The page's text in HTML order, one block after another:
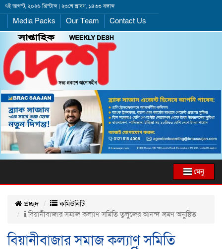
৭ই আগস্ট, ২০২৬ খ্রিস্টাব্দ | ২৩শে শ্রাবণ, ১৪৩৩ বঙ্গাব্দ
Media Packs Our Team Contact Us
মেনু
প্রচ্ছদ
কমিউনিটি
বিয়ানীবাজার সমাজ কল্যাণ সমিতি তুলুজের আনন্দ ভ্রমণ অনুষ্ঠিত
বিয়ানীবাজার সমাজ কল্যাণ সমিতি